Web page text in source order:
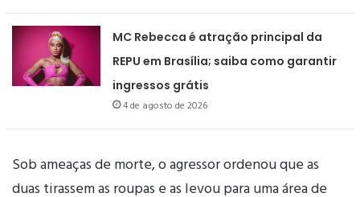
MC Rebecca é atração principal da
REPU em Brasília; saiba como garantir
ingressos grátis
4 de agosto de 2026
Sob ameaças de morte, o agressor ordenou que as
duas tirassem as roupas e as levou para uma área de